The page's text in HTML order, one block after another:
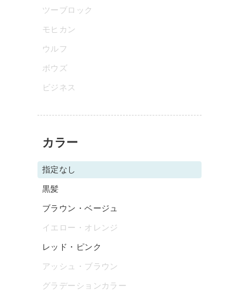
ツーブロック
モヒカン
ウルフ
ボウズ
ビジネス
カラー
指定なし
黒髪
ブラウン・ベージュ
イエロー・オレンジ
レッド・ピンク
アッシュ・ブラウン
グラデーションカラー